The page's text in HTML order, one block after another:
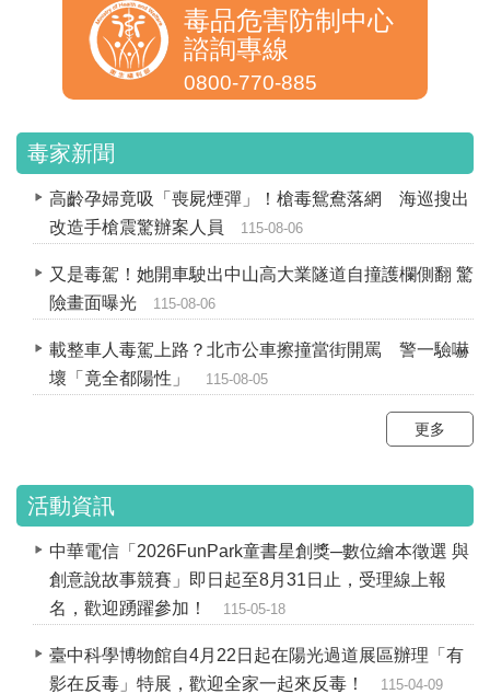
毒品危害防制中心
諮詢專線
0800-770-885
毒家新聞
高齡孕婦竟吸「喪屍煙彈」！槍毒鴛鴦落網 海巡搜出
改造手槍震驚辦案人員
115-08-06
又是毒駕！她開車駛出中山高大業隧道自撞護欄側翻 驚
險畫面曝光
115-08-06
載整車人毒駕上路？北市公車擦撞當街開罵 警一驗嚇
壞「竟全都陽性」
115-08-05
更多
活動資訊
中華電信「2026FunPark童書星創獎─數位繪本徵選 與
創意說故事競賽」即日起至8月31日止，受理線上報
名，歡迎踴躍參加！
115-05-18
臺中科學博物館自4月22日起在陽光過道展區辦理「有
影在反毒」特展，歡迎全家一起來反毒！
115-04-09